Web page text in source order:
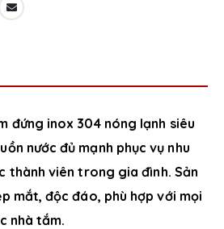
đứng inox 304 nóng lạnh siêu
nước đủ mạnh phục vụ nhu
thành viên trong gia đình. Sản
mắt, độc đáo, phù hợp với mọi
nhà tắm.